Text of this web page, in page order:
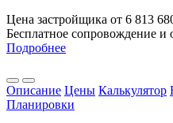
Цена застройщика от 6 813
Бесплатное сопровождение и
Подробнее
Описание Цены Калькулятор
Планировки